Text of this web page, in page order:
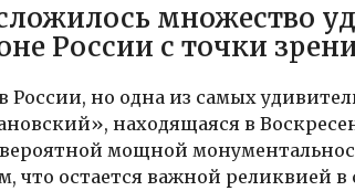
множество
России с точки
России, но одна из самых
находящаяся в
мощной
что остается важной реликвией